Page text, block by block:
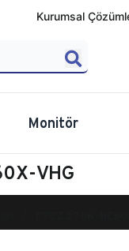
Kurumsal
Monitör
VHG